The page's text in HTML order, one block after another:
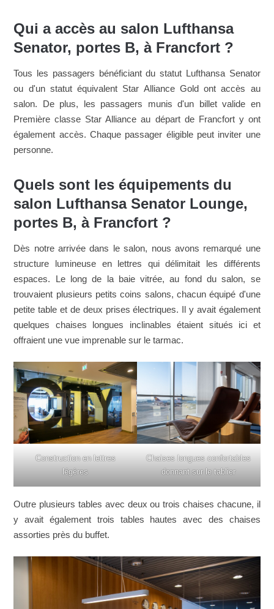
Qui a accès au salon Lufthansa
Senator, portes B, à Francfort ?
Tous les passagers bénéficiant du statut Lufthansa Senator
ou d'un statut équivalent Star Alliance Gold ont accès au
salon. De plus, les passagers munis d'un billet valide en
Première classe Star Alliance au départ de Francfort y ont
également accès. Chaque passager éligible peut inviter une
personne.
Quels sont les équipements du
salon Lufthansa Senator Lounge,
portes B, à Francfort ?
Dès notre arrivée dans le salon, nous avons remarqué une
structure lumineuse en lettres qui délimitait les différents
espaces. Le long de la baie vitrée, au fond du salon, se
trouvaient plusieurs petits coins salons, chacun équipé d'une
petite table et de deux prises électriques. Il y avait également
quelques chaises longues inclinables étaient situés ici et
offraient une vue imprenable sur le tarmac.
Construction en lettres
légères
Chaises longues confortables
donnant sur le tablier
Outre plusieurs tables avec deux ou trois chaises chacune, il
y avait également trois tables hautes avec des chaises
assorties près du buffet.